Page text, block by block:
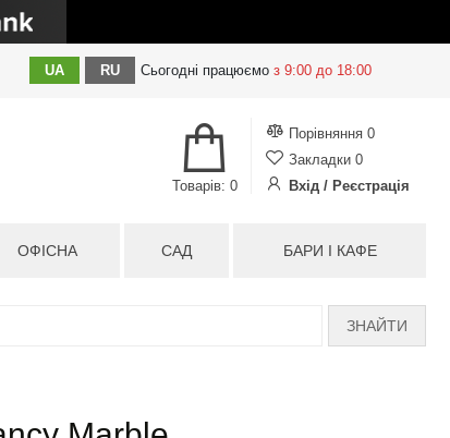
UA RU Сьогодні працюємо з 9:00 до 18:00
Порівняння 0
Закладки 0
Вхід / Реєстрація
Товарів: 0
ОФІСНА САД БАРИ І КАФЕ
ЗНАЙТИ